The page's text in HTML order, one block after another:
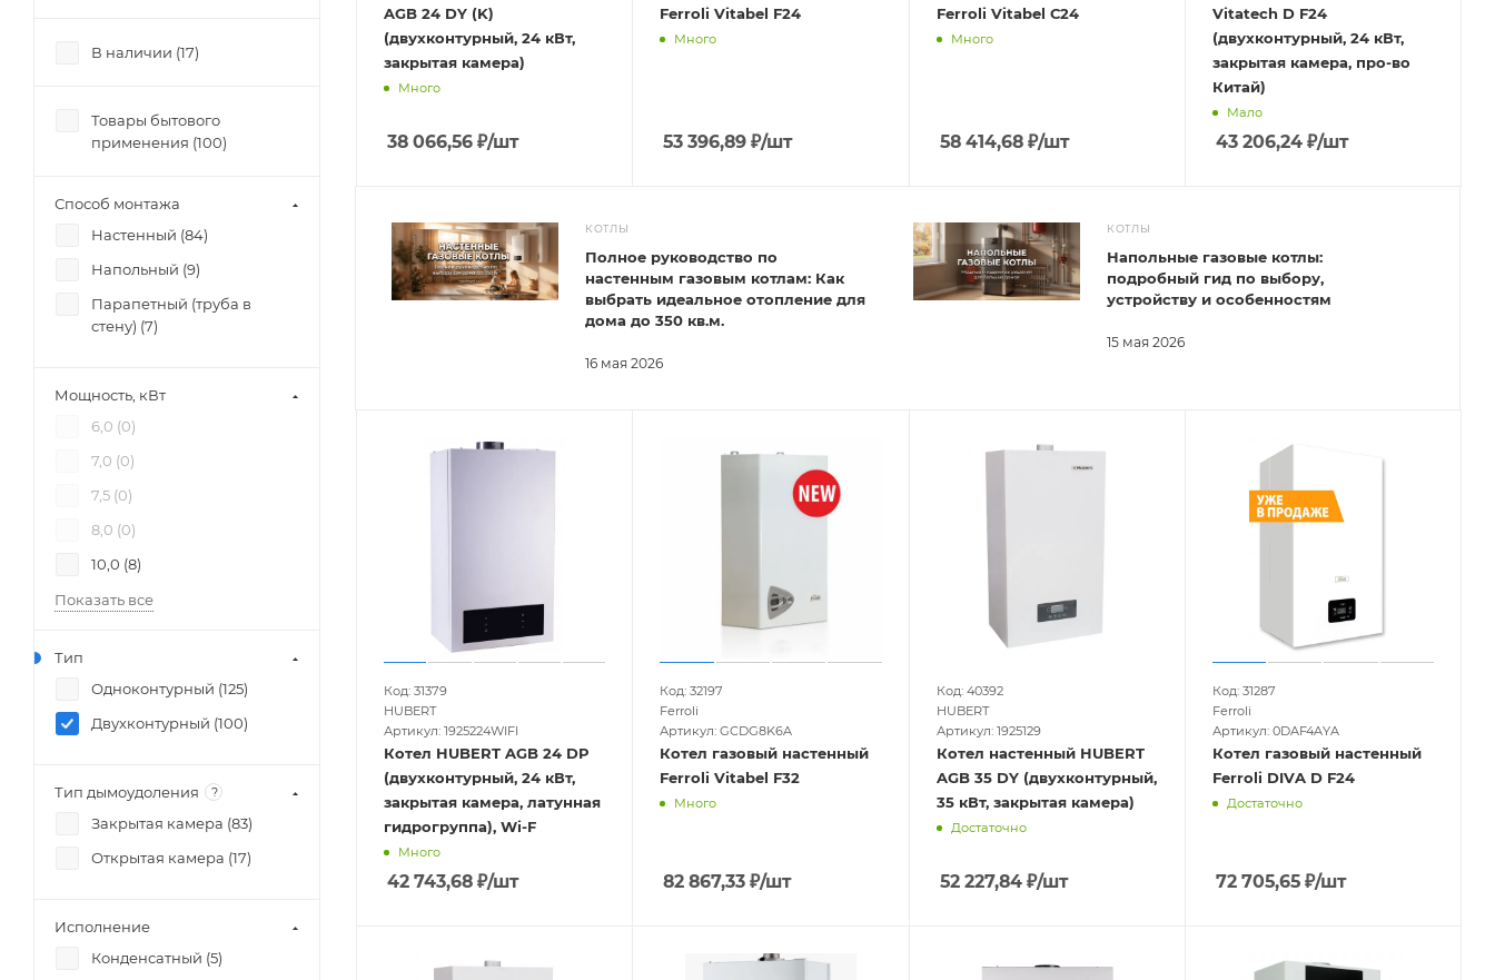
AGB 24 DY (K)
(двухконтурный, 24 кВт,
закрытая камера)
Много
38 066,56 ₽/шт
Ferroli Vitabel F24
Много
53 396,89 ₽/шт
Ferroli Vitabel С24
Много
58 414,68₽/шт
Vitatech D F24
(двухконтурный, 24 кВт,
закрытая камера, про-во
Китай)
Мало
43 206,24₽/шт
КОТЛЫ
16 мая 2026
Полное руководство по
настенным газовым котлам: Как
выбрать идеальное отопление для
дома до 350 кв.м.
КОТЛЫ
15 мая 2026
Напольные газовые котлы:
подробный гид по выбору,
устройству и особенностям
Код: 31379
HUBERT
Артикул: 1925224WIFI
Котел HUBERT AGB 24 DP
(двухконтурный, 24 кВт,
закрытая камера, латунная
гидрогруппа), Wi-F
Много
42 743,68 ₽/шт
Код: 32197
Ferroli
Артикул: GCDG8K6A
Котел газовый настенный
Ferroli Vitabel F32
Много
82 867,33 ₽/шт
Код: 40392
HUBERT
Артикул: 1925129
Котел настенный HUBERT
AGB 35 DY (двухконтурный,
35 кВт, закрытая камера)
Достаточно
52 227,84₽/шт
Код: 31287
Ferroli
Артикул: 0DAF4AYA
Котел газовый настенный
Ferroli DIVA D F24
Достаточно
72 705,65₽/шт
В наличии (17)
Товары бытового
применения (100)
Способ монтажа
Настенный (84)
Напольный (9)
Парапетный (труба в
стену) (7)
Мощность, кВт
6,0 (0)
7,0 (0)
7,5 (0)
8,0 (0)
10,0 (8)
Показать все
Тип
Одноконтурный (125)
Двухконтурный (100)
Тип дымоудоления ?
Закрытая камера (83)
Открытая камера (17)
Исполнение
Конденсатный (5)